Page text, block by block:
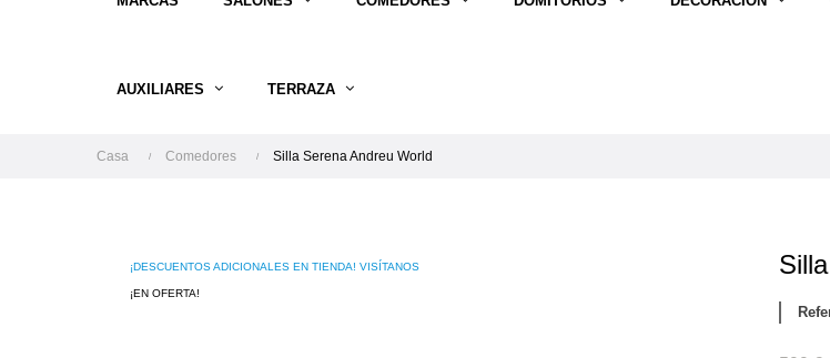
AUXILIARES TERRAZA
Casa Comedores Silla Serena Andreu World
¡DESCUENTOS ADICIONALES EN TIENDA! VISÍTANOS
¡EN OFERTA!